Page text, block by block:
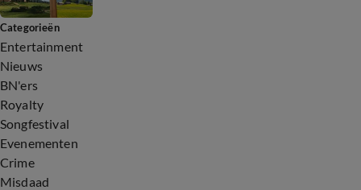
Categorieën
Entertainment
Nieuws
BN'ers
Royalty
Songfestival
Evenementen
Crime
Misdaad